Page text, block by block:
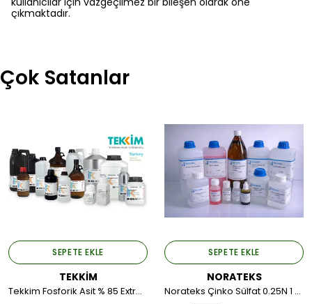
çıkmaktadır.
Çok Satanlar
SEPETE EKLE
TEKKİM
Tekkim Fosforik Asit % 85 Extra Pure, Food Quality (Plastik Ambalaj) 1LT.
SEPETE EKLE
NORATEKS
Norateks Çinko Sülfat 0.25N 1 LT.